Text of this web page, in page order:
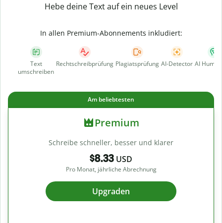
Hebe deine Text auf ein neues Level
In allen Premium-Abonnements inkludiert:
Text
umschreiben
Rechtschreibprüfung Plagiatsprüfung AI-Detector AI
Am beliebtesten
Premium
Schreibe schneller, besser und klarer
$8.33 USD
Pro Monat, jährliche Abrechnung
Upgraden